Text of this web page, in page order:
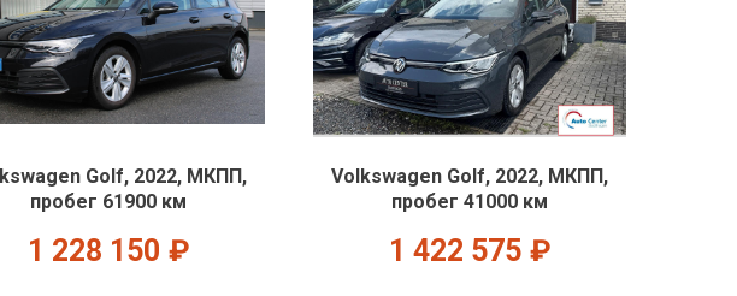
Golf, 2022, МКПП,
пробег 61900 км
1 228 150 ₽
Volkswagen Golf, 2022, МКПП,
пробег 41000 км
1 422 575 ₽